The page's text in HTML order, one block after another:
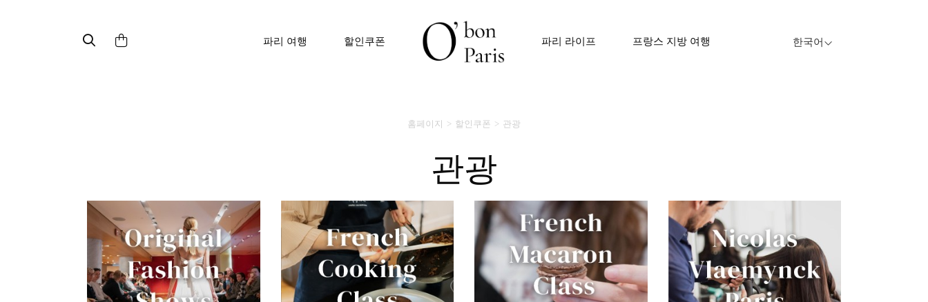
파리 여행 할인쿠폰 파리 라이프 프랑스 지방 여행 한국어
홈페이지 할인쿠폰 관광
관광